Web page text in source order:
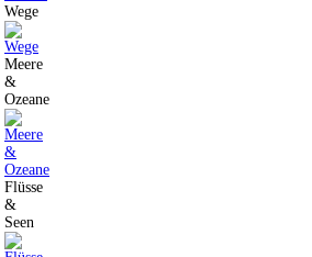
Wege
Meere
&
Ozeane
Flüsse
&
Seen